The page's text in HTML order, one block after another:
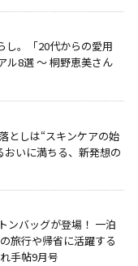
し。「20代からの愛用
ル8選 ～ 桐野恵美さん
としは“スキンケアの始
おいに満ちる、新発想の
ンバッグが登場！ 一泊
旅行や帰省に活躍する
手帖9月号